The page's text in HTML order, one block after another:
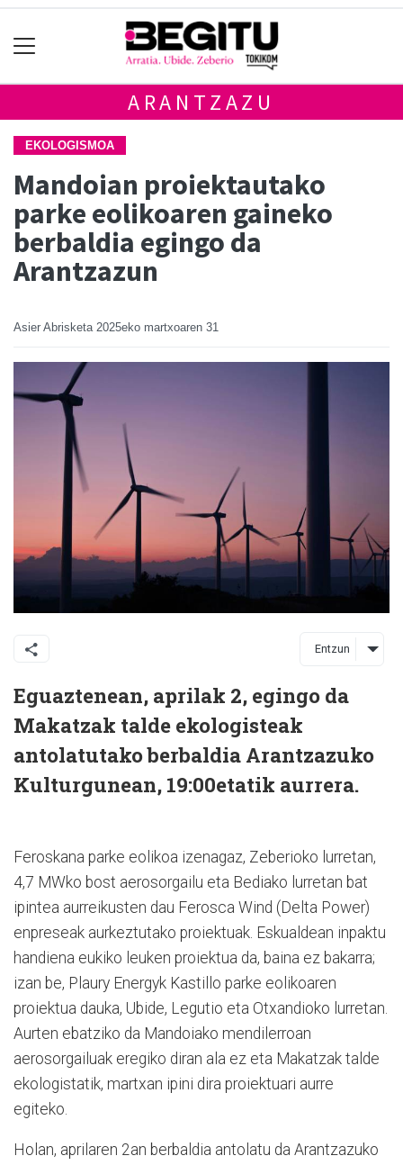
ARANTZAZU
EKOLOGISMOA
Mandoian proiektautako
parke eolikoaren gaineko
berbaldia egingo da
Arantzazun
Asier Abrisketa 2025eko martxoaren 31
Entzun
Eguaztenean, aprilak 2, egingo da
Makatzak talde ekologisteak
antolatutako berbaldia Arantzazuko
Kulturgunean, 19:00etatik aurrera.
Feroskana parke eolikoa izenagaz, Zeberioko lurretan,
4,7 MWko bost aerosorgailu eta Bediako lurretan bat
ipintea aurreikusten dau Ferosca Wind (Delta Power)
enpreseak aurkeztutako proiektuak. Eskualdean inpaktu
handiena eukiko leuken proiektua da, baina ez bakarra;
izan be, Plaury Energyk Kastillo parke eolikoaren
proiektua dauka, Ubide, Legutio eta Otxandioko lurretan.
Aurten ebatziko da Mandoiako mendilerroan
aerosorgailuak eregiko diran ala ez eta Makatzak talde
ekologistatik, martxan ipini dira proiektuari aurre
egiteko.
Holan, aprilaren 2an berbaldia antolatu da Arantzazuko